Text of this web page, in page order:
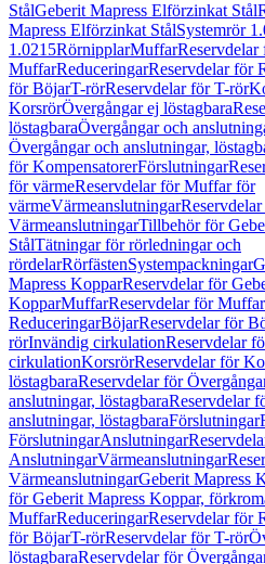
StålGeberit Mapress Elförzinkat Stål
Mapress Elförzinkat StålSystemrör
1.0215RörnipplarMuffarReservdelar
MuffarReduceringarReservdelar för
för BöjarT-rörReservdelar för T-rör
KorsrörÖvergångar ej löstagbara
löstagbaraÖvergångar och
Övergångar och anslutningar,
för KompensatorerFörslutningar
för värmeReservdelar för Muffar för
värmeVärmeanslutningar
VärmeanslutningarTillbehör för
StålTätningar för rörledningar och
rördelarRörfästenSystempackningar
Mapress KopparReservdelar för
KopparMuffarReservdelar för Muffar
ReduceringarBöjarReservdelar för
rörInvändig cirkulationReservdelar
cirkulationKorsrörReservdelar för
löstagbaraReservdelar för
anslutningar, löstagbaraReservdelar
anslutningar, löstagbaraFörslutningar
FörslutningarAnslutningar
AnslutningarVärmeanslutningar
VärmeanslutningarGeberit Mapress
för Geberit Mapress Koppar,
MuffarReduceringarReservdelar för
för BöjarT-rörReservdelar för T-rör
löstagbaraReservdelar för